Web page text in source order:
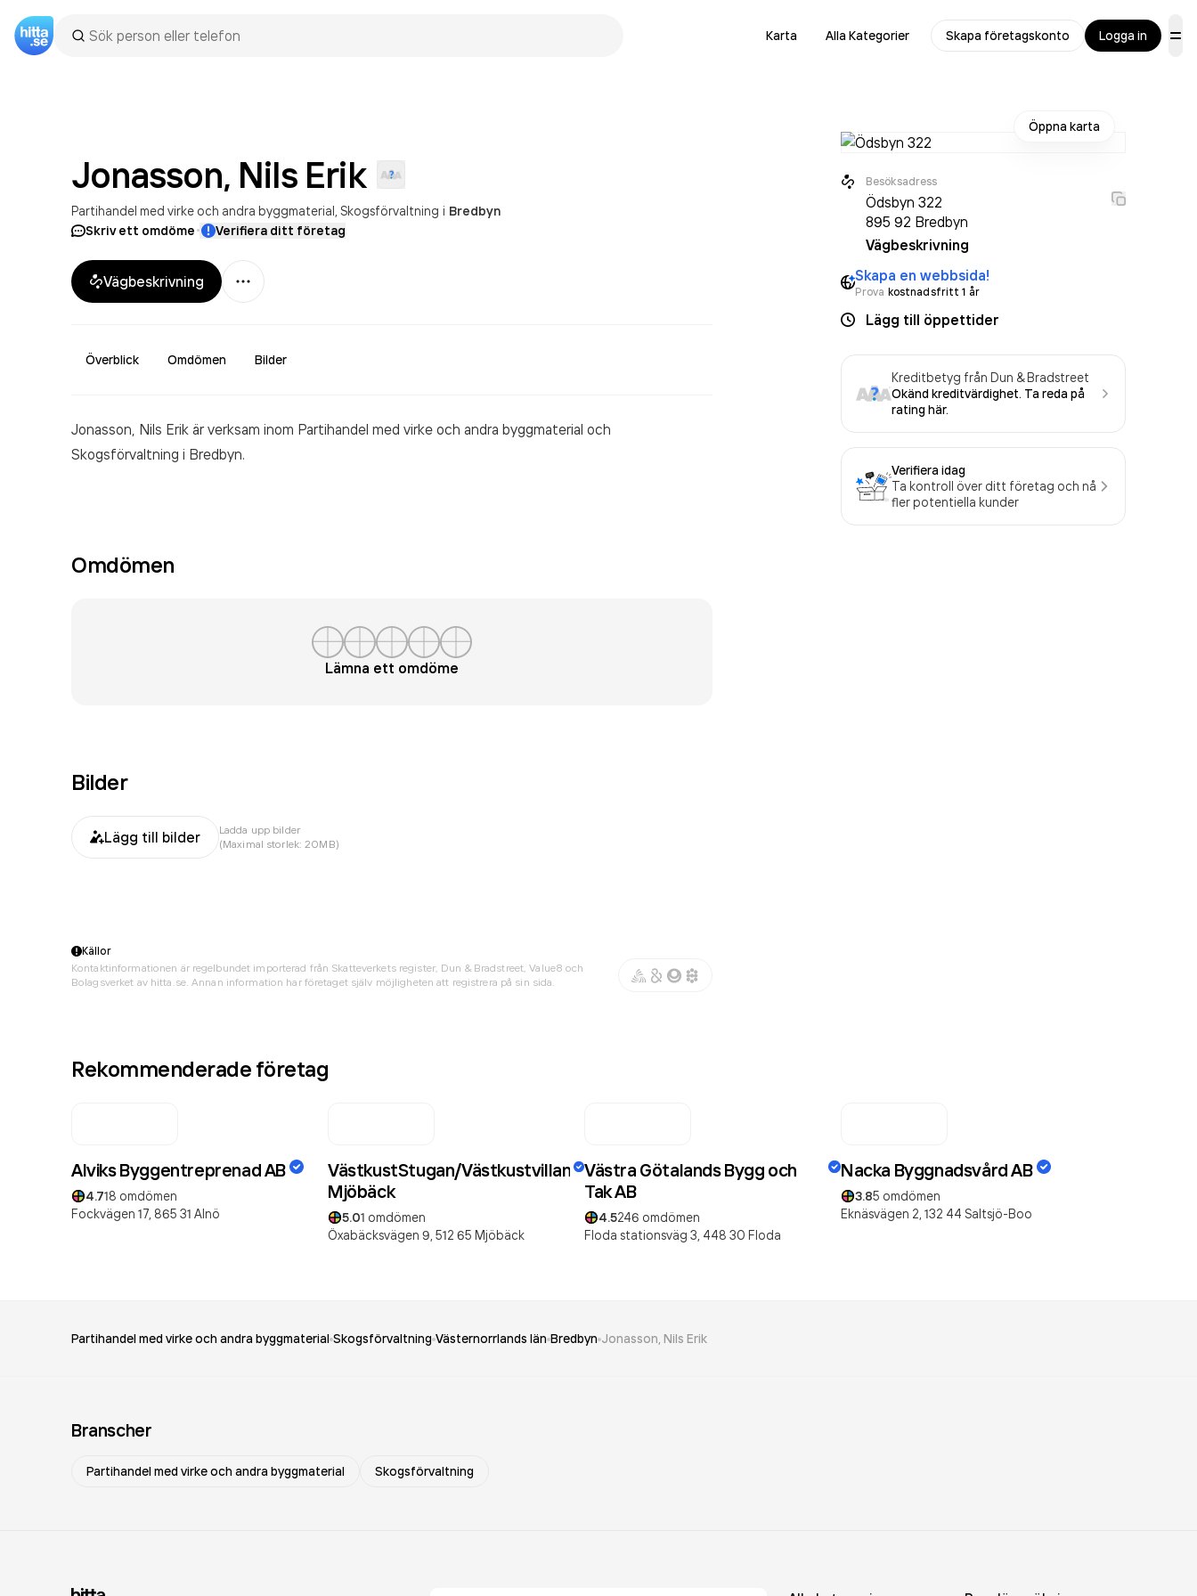
Karta Alla Kategorier Skapa företagskonto Logga in
Jonasson, Nils Erik
Partihandel med virke och andra byggmaterial Skogsförvaltning i Bredbyn
Skriv ett omdöme· Verifiera ditt företag
Vägbeskrivning
Mer
Överblick Omdömen Bilder
Jonasson, Nils Erik är verksam inom Partihandel med virke och andra byggmaterial och
Skogsförvaltning i Bredbyn.
Omdömen
Lämna ett omdöme
Bilder
Lägg till bilder
Ladda upp bilder
(Maximal storlek: 20MB)
Öppna karta
Besöksadress
Ödsbyn 322
895 92 Bredbyn
Vägbeskrivning
Skapa en webbsida!
Prova kostnadsfritt 1 år
Lägg till öppettider
Kreditbetyg från Dun & Bradstreet
Okänd kreditvärdighet. Ta reda på
rating här.
Verifiera idag
Ta kontroll över ditt företag och nå
fler potentiella kunder
Källor
Kontaktinformationen är regelbundet importerad från Skatteverkets register, Dun & Bradstreet, Value8 och
Bolagsverket av hitta.se. Annan information har företaget själv möjligheten att registrera på sin sida.
Rekommenderade företag
Alviks Byggentreprenad AB
4.718 omdömen
Fockvägen 17, 865 31 Alnö
VästkustStugan/Västkustvillan
Mjöbäck
5.01 omdömen
Öxabäcksvägen 9, 512 65 Mjöbäck
Västra Götalands Bygg och
Tak AB
4.5246 omdömen
Floda stationsväg 3, 448 30 Floda
Nacka Byggnadsvård AB
3.85 omdömen
Eknäsvägen 2, 132 44 Saltsjö-Boo
Partihandel med virke och andra byggmaterial Skogsförvaltning Västernorrlands län Bredbyn Jonasson, Nils Erik
Branscher
Partihandel med virke och andra byggmaterial Skogsförvaltning